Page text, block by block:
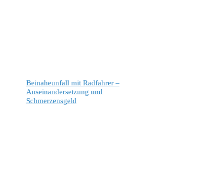
Beinaheunfall mit Radfahrer –
Auseinandersetzung und
Schmerzensgeld